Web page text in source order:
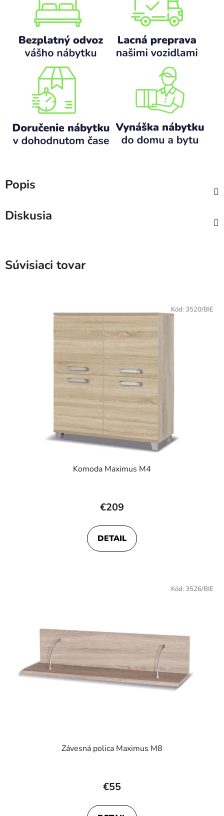
Popis
Diskusia
Súvisiaci tovar
Komoda Maximus M4
€209
DETAIL
Kód: 3520/BIE
Závesná polica Maximus M8
€55
Kód: 3526/BIE